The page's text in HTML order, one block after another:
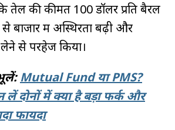
तेल की कीमतें 100 डॉलर प्रति बैरल
में अस्थिरता बढ़ी और
से परहेज किया।
Mutual Fund या PMS?
दोनों में क्या है बड़ा फर्क और
फायदा